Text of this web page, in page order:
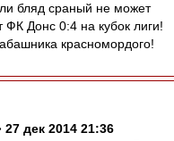
бляд сраный не может
ФК Донс 0:4 на кубок лиги!
красномордого!
дек 2014 21:36